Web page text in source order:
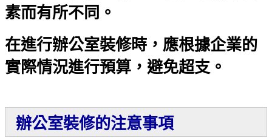
素而有所不同。
在進行辦公室裝修時，應根據企業的
實際情況進行預算，避免超支。
辦公室裝修的注意事項